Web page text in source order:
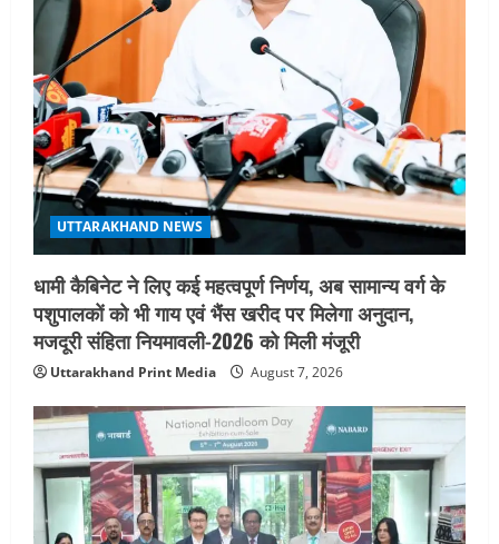
August 6, 2026
4
UTTARAKHAND NEWS
तीलू रौतेली पुरस्कार के लिए 13 वीरांगनाओं का
चयन : रेखा आर्या
August 6, 2026
5
UTTARAKHAND NEWS
मिस उत्तराखंड 2026 के सब-कॉन्टेस्ट ‘मिस
ब्यूटीफुल आइज़’ एवं ‘मिस ब्यूटीफुल हेयर’ का
आयोजन
August 5, 2026
UTTARAKHAND NEWS
धामी कैबिनेट ने लिए कई महत्वपूर्ण निर्णय, अब सामान्य वर्ग के
पशुपालकों को भी गाय एवं भैंस खरीद पर मिलेगा अनुदान,
मजदूरी संहिता नियमावली-2026 को मिली मंजूरी
Uttarakhand Print Media August 7, 2026